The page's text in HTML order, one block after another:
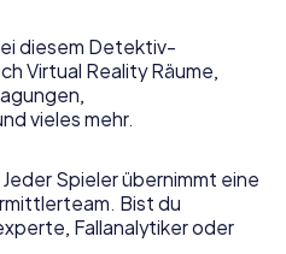
Gerichtsmediziner. Sie
Zusatzaufgaben auf Ihre
Charakter
ganz neue Bedeutung
Baronnies kann
diesem Detektiv-
Virtual Reality Räume,
vieles mehr.
Jeder Spieler übernimmt eine
Bist du
Fallanalytiker oder